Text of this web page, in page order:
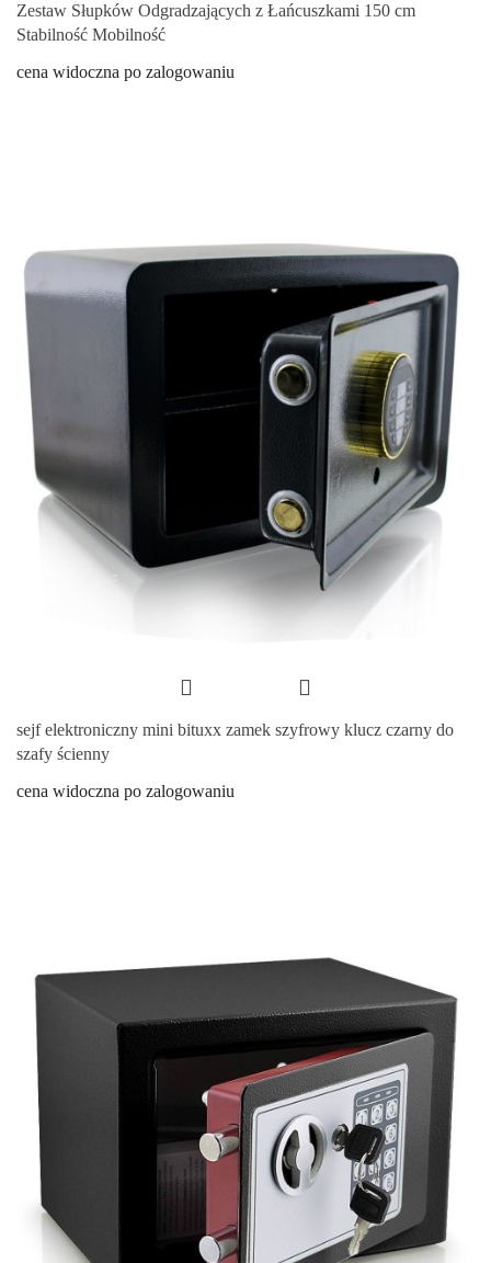
Zestaw Słupków Odgradzających z Łańcuszkami 150 cm
Stabilność Mobilność
cena widoczna po zalogowaniu
sejf elektroniczny mini bituxx zamek szyfrowy klucz czarny do
szafy ścienny
cena widoczna po zalogowaniu